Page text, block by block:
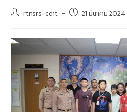
rtnsrs-edit 21 มีนาคม 2024